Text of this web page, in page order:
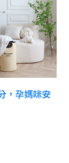
，孕媽咪安